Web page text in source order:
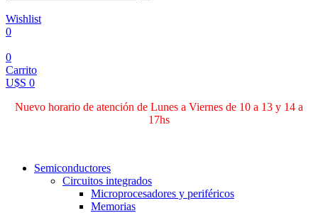
Wishlist
0
0
Carrito
U$S 0
Nuevo horario de atención de Lunes a Viernes de 10 a 13 y 14 a
17hs
Semiconductores
Circuitos integrados
Microprocesadores y periféricos
Memorias